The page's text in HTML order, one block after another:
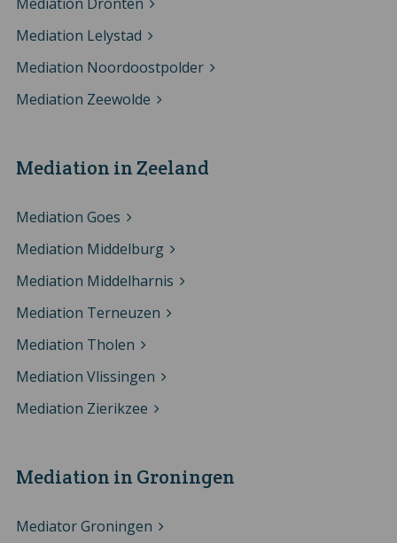
Mediation Lelystad
Mediation Noordoostpolder
Mediation Zeewolde
Mediation in Zeeland
Mediation Goes
Mediation Middelburg
Mediation Middelharnis
Mediation Terneuzen
Mediation Tholen
Mediation Vlissingen
Mediation Zierikzee
Mediation in Groningen
Mediator Groningen